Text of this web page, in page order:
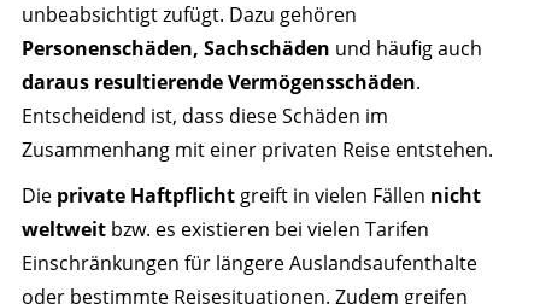
unbeabsichtigt zufügt. Dazu gehören
Personenschäden, Sachschäden und häufig auch
daraus resultierende Vermögensschäden.
Entscheidend ist, dass diese Schäden im
Zusammenhang mit einer privaten Reise entstehen.
Die private Haftpflichtgreift in vielen Fällen nicht
weltweitbzw. es existieren bei vielen Tarifen
Einschränkungen für längere Auslandsaufenthalte
oder bestimmte Reisesituationen. Zudem greifen